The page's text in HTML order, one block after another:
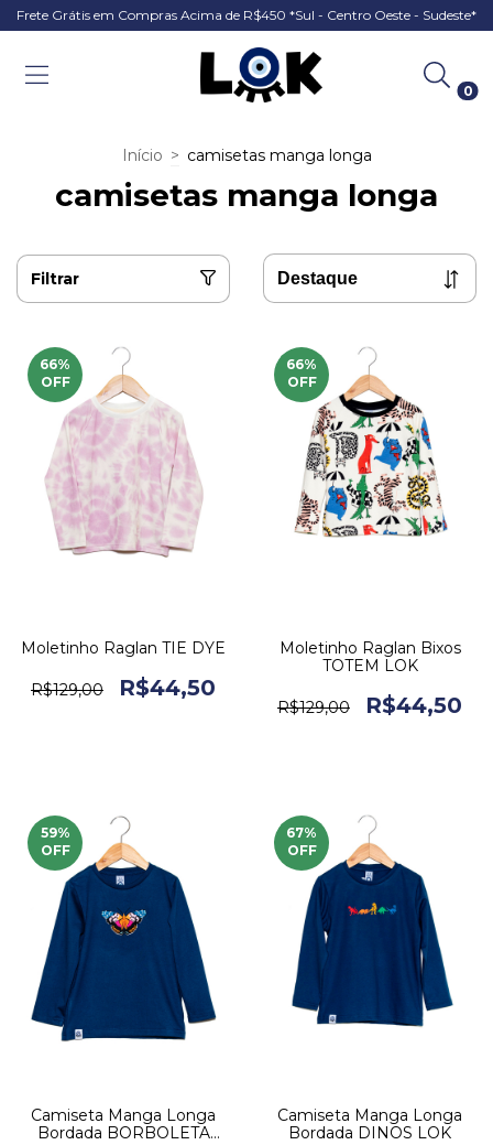
Frete Grátis em Compras Acima de R$450 *Sul - Centro Oeste - Sudeste*
0
Início > camisetas manga longa
camisetas manga longa
Filtrar
66%
OFF
Moletinho Raglan TIE DYE
R$129,00 R$44,50
66%
OFF
Moletinho Raglan Bixos
TOTEM LOK
R$129,00 R$44,50
59%
OFF
Camiseta Manga Longa
Bordada BORBOLETA
67%
OFF
Camiseta Manga Longa
Bordada DINOS LOK